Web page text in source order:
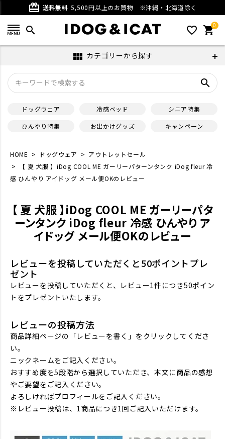
card_giftcard 送料無料 5,500円以上のお買物 ※沖縄・北海道除く
search favorite_outline 0
shopping_cart
view_module カテゴリーから探す
search
ドッグウェア 冷感ベッド
シニア特集
ひんやり特集
お出かけグッズ キャンペーン
HOME ドッグウェア
アウトレットセール
【 夏 犬服 】iDog COOL ME ガーリーパターンタンク iDog fleur 冷
感 ひんやり アイドッグ メール便OKのレビュー
【 夏 犬服 】iDog COOL ME ガーリーパタ
ーンタンク iDog fleur 冷感 ひんやり ア
イドッグ メール便OKのレビュー
レビューを投稿していただくと50ポイントプレ
ゼント
レビューを投稿していただくと、レビュー1件につき50ポイン
トをプレゼントいたします。
レビューの投稿方法
商品詳細ページの「レビューを書く」をクリックしてくださ
い。
ニックネームをご記入ください。
おすすめ度を5段階から選択していただき、本文に商品の感想
やご要望をご記入ください。
よろしければプロフィールをご記入ください。
※レビュー投稿は、1商品につき1回ご記入いただけます。